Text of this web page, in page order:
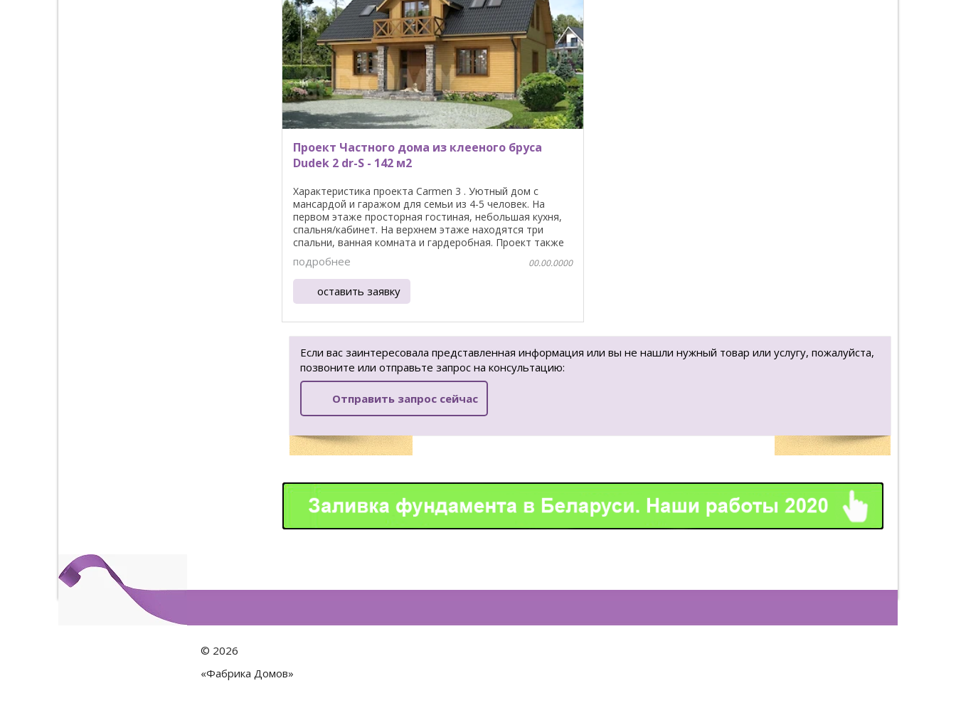
Проект Частного дома из клееного бруса
Dudek 2 dr-S - 142 м2
Характеристика проекта Carmen 3 . Уютный дом с
мансардой и гаражом для семьи из 4-5 человек. На
первом этаже просторная гостиная, небольшая кухня,
спальня/кабинет. На верхнем этаже находятся три
спальни, ванная комната и гардеробная. Проект также
подробнее 00.00.0000
оставить заявку
Если вас заинтересовала представленная информация или вы не нашли нужный товар или услугу, пожалуйста,
позвоните или отправьте запрос на консультацию:
Отправить запрос сейчас
© 2026
«Фабрика Домов»